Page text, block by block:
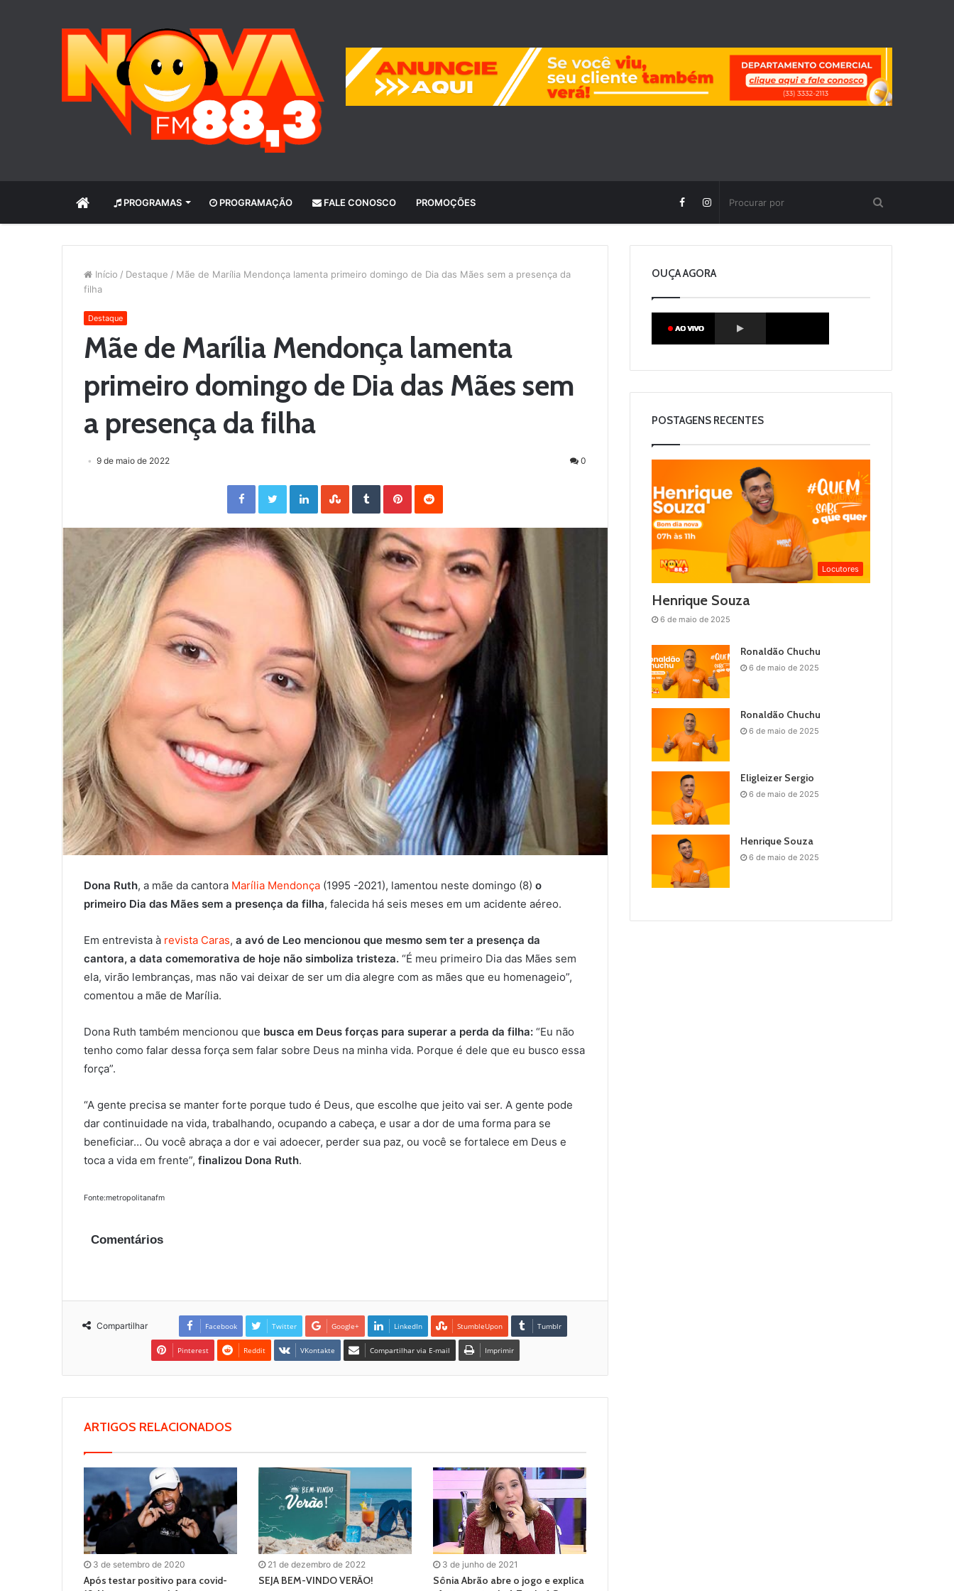
INÍCIO PROGRAMAS PROGRAMAÇÃO FALE CONOSCO PROMOÇÕES
Início / Destaque / Mãe de Marília Mendonça lamenta primeiro domingo de Dia das Mães sem a presença da
filha
Destaque
Mãe de Marília Mendonça lamenta
primeiro domingo de Dia das Mães sem
a presença da filha
9 de maio de 2022 0
Facebook Twitter LinkedIn StumbleUpon Tumblr Pinterest
Dona Ruth, a mãe da cantora Marília Mendonça (1995 -2021), lamentou neste domingo (8) o
primeiro Dia das Mães sem a presença da filha, falecida há seis meses em um acidente aéreo.
Em entrevista à revista Caras, a avó de Leo mencionou que mesmo sem ter a presença da
cantora, a data comemorativa de hoje não simboliza tristeza. “É meu primeiro Dia das Mães sem
ela, virão lembranças, mas não vai deixar de ser um dia alegre com as mães que eu homenageio”,
comentou a mãe de Marília.
Dona Ruth também mencionou que busca em Deus forças para superar a perda da filha: “Eu não
tenho como falar dessa força sem falar sobre Deus na minha vida. Porque é dele que eu busco essa
força”.
“A gente precisa se manter forte porque tudo é Deus, que escolhe que jeito vai ser. A gente pode
dar continuidade na vida, trabalhando, ocupando a cabeça, e usar a dor de uma forma para se
beneficiar… Ou você abraça a dor e vai adoecer, perder sua paz, ou você se fortalece em Deus e
toca a vida em frente”, finalizou Dona Ruth.
Fonte:metropolitanafm
Comentários
Compartilhar Facebook Twitter Google+ LinkedIn StumbleUpon Tumblr
Pinterest Reddit VKontakte Compartilhar via E-mail Imprimir
ARTIGOS RELACIONADOS
3 de setembro de 2020
Após testar positivo para covid-
21 de dezembro de 2022
SEJA BEM-VINDO VERÃO!
3 de junho de 2021
Sônia Abrão abre o jogo e explica
OUÇA AGORA
POSTAGENS RECENTES
Locutores
Henrique Souza
6 de maio de 2025
Ronaldão Chuchu
6 de maio de 2025
Ronaldão Chuchu
6 de maio de 2025
Eligleizer Sergio
6 de maio de 2025
Henrique Souza
6 de maio de 2025